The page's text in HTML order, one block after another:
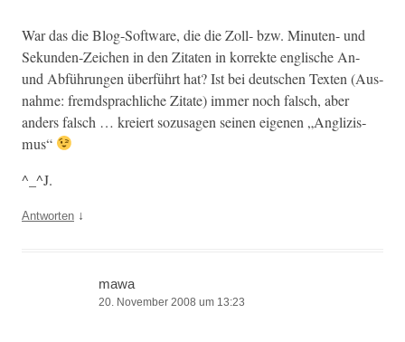
War das die Blog-Soft­ware, die die Zoll- bzw. Minuten- und
Sekun­den-Zeichen in den Zitat­en in kor­rek­te englis­che An-
und Abführun­gen über­führt hat? Ist bei deutschen Tex­ten (Aus­
nahme: fremd­sprach­liche Zitate) immer noch falsch, aber
anders falsch … kreiert sozusagen seinen eige­nen „Anglizis­
mus“
^_^J.
Antworten ↓
mawa
20. November 2008 um 13:23